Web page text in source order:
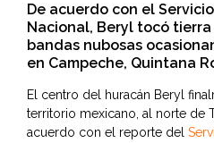
De acuerdo con el
Nacional, Beryl tocó
bandas nubosas
en Campeche, Quintana
El centro del huracán Beryl
territorio mexicano, al norte de
acuerdo con el reporte del